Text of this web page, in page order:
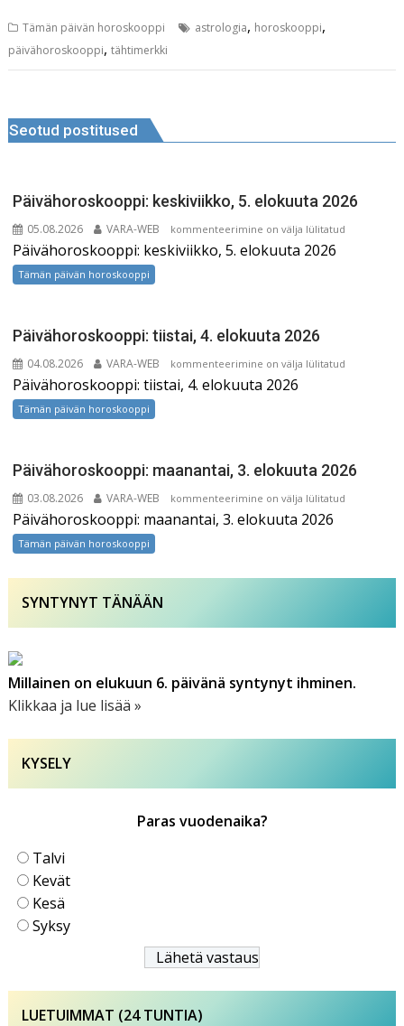
c
e
o
o
k
ai
l
k
e
n
d
di
te
r
Tämän päivän horoskooppi astrologia, horoskooppi,
päivähoroskooppi,tähtimerkki
Seotud postitused
Päivähoroskooppi: keskiviikko, 5. elokuuta 2026
05.08.2026 VARA-WEB
Päivähoroskooppi:
keskiviikko,
kommenteerimine on välja lülitatud
Päivähoroskooppi: keskiviikko, 5. elokuuta 2026
Tämän päivän horoskooppi
Päivähoroskooppi: tiistai, 4. elokuuta 2026
04.08.2026 VARA-WEB
Päivähoroskooppi:
tiistai,
kommenteerimine on välja lülitatud
Päivähoroskooppi: tiistai, 4. elokuuta 2026
Tämän päivän horoskooppi
Päivähoroskooppi: maanantai, 3. elokuuta 2026
03.08.2026 VARA-WEB
Päivähoroskooppi:
maanantai,
2026
kommenteerimine on välja lülitatud
Päivähoroskooppi: maanantai, 3. elokuuta 2026
Tämän päivän horoskooppi
SYNTYNYT TÄNÄÄN
Millainen on elukuun 6. päivänä syntynyt ihminen.
Klikkaa ja lue lisää »
KYSELY
Paras vuodenaika?
Talvi
Kevät
Kesä
Syksy
LUETUIMMAT (24 TUNTIA)